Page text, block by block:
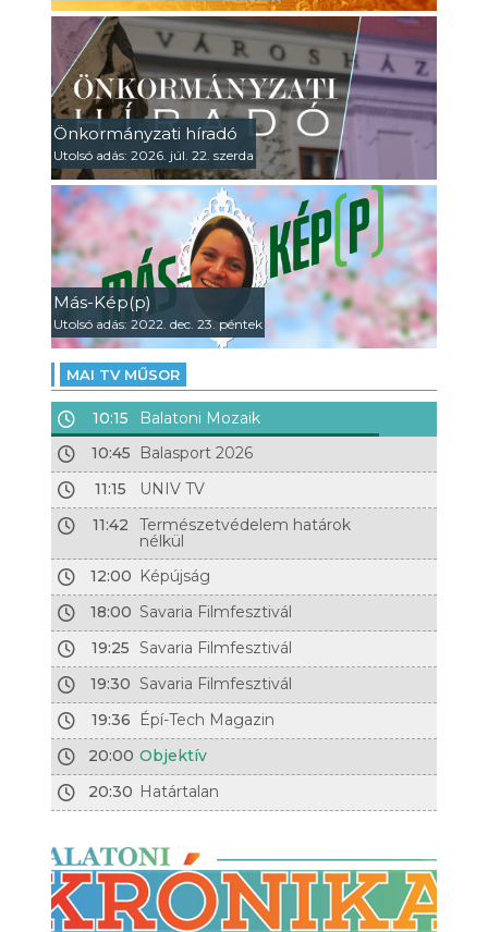
Önkormányzati híradó
Utolsó adás: 2026. júl. 22. szerda
Más-Kép(p)
Utolsó adás: 2022. dec. 23. péntek
MAI TV MŰSOR
10:15
Balatoni Mozaik
10:45
Balasport 2026
11:15
UNIV TV
11:42
Természetvédelem határok
nélkül
12:00 Képújság
18:00 Savaria Filmfesztivál
19:25 Savaria Filmfesztivál
19:30 Savaria Filmfesztivál
19:36
Épí-Tech Magazin
20:00 Objektív
20:30 Határtalan